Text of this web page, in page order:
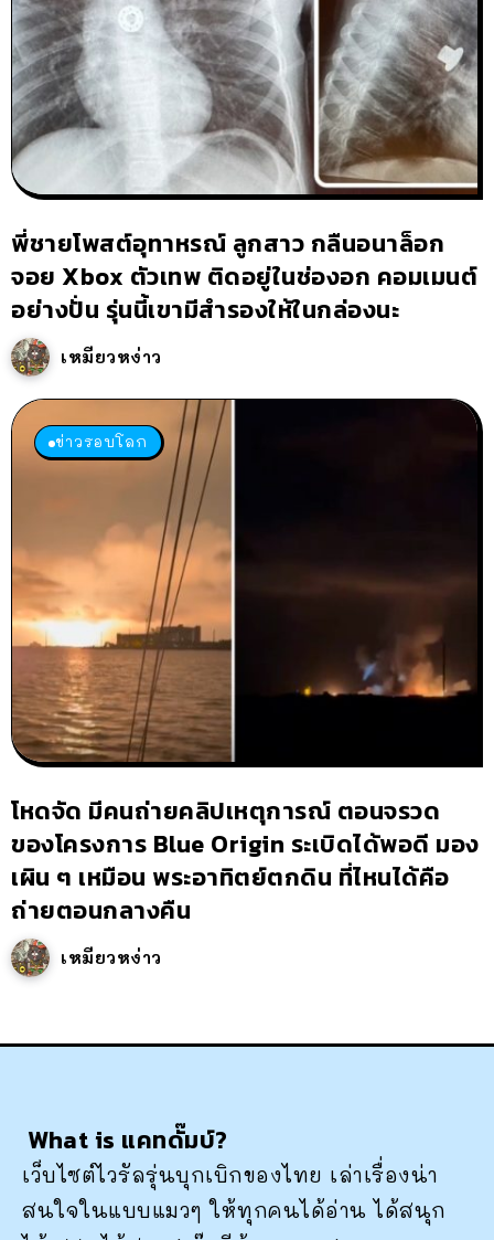
พี่ชายโพสต์อุทาหรณ์ ลูกสาว กลืนอนาล็อก
จอย Xbox ตัวเทพ ติดอยู่ในช่องอก คอมเมนต์
อย่างปั่น รุ่นนี้เขามีสำรองให้ในกล่องนะ
เหมียวหง่าว
ข่าวรอบโลก
โหดจัด มีคนถ่ายคลิปเหตุการณ์ ตอนจรวด
ของโครงการ Blue Origin ระเบิดได้พอดี มอง
เผิน ๆ เหมือน พระอาทิตย์ตกดิน ที่ไหนได้คือ
ถ่ายตอนกลางคืน
เหมียวหง่าว
What is แคทดั๊มบ์?
เว็บไซต์ไวรัลรุ่นบุกเบิกของไทย เล่าเรื่องน่า
สนใจในแบบแมวๆ ให้ทุกคนได้อ่าน ได้สนุก